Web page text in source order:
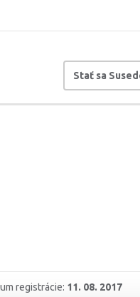
Stať sa
registrácie: 11. 08. 2017